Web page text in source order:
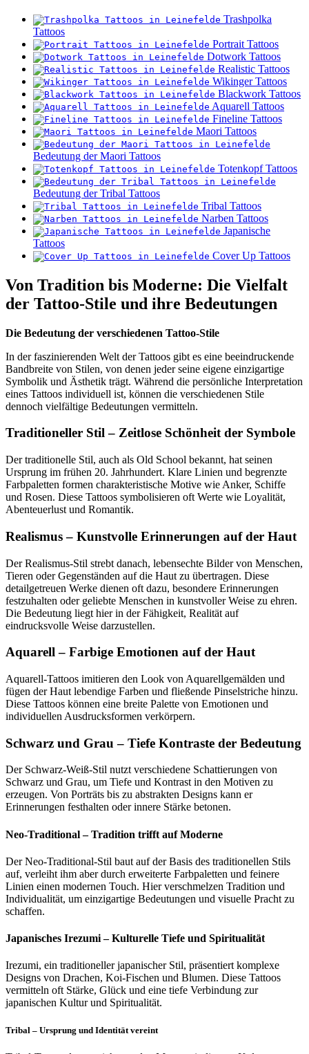
Trashpolka
Tattoos
Portrait Tattoos
Dotwork Tattoos
Realistic Tattoos
Wikinger Tattoos
Blackwork Tattoos
Aquarell Tattoos
Fineline Tattoos
Maori Tattoos
Bedeutung der Maori Tattoos
Totenkopf Tattoos
Bedeutung der Tribal Tattoos
Tribal Tattoos
Narben Tattoos
Japanische
Tattoos
Cover Up Tattoos
Von Tradition bis Moderne: Die Vielfalt
der Tattoo-Stile und ihre Bedeutungen
Die Bedeutung der verschiedenen Tattoo-Stile
In der faszinierenden Welt der Tattoos gibt es eine beeindruckende
Bandbreite von Stilen, von denen jeder seine eigene einzigartige
Symbolik und Ästhetik trägt. Während die persönliche Interpretation
eines Tattoos individuell ist, können die verschiedenen Stile
dennoch vielfältige Bedeutungen vermitteln.
Traditioneller Stil – Zeitlose Schönheit der Symbole
Der traditionelle Stil, auch als Old School bekannt, hat seinen
Ursprung im frühen 20. Jahrhundert. Klare Linien und begrenzte
Farbpaletten formen charakteristische Motive wie Anker, Schiffe
und Rosen. Diese Tattoos symbolisieren oft Werte wie Loyalität,
Abenteuerlust und Romantik.
Realismus – Kunstvolle Erinnerungen auf der Haut
Der Realismus-Stil strebt danach, lebensechte Bilder von Menschen,
Tieren oder Gegenständen auf die Haut zu übertragen. Diese
detailgetreuen Werke dienen oft dazu, besondere Erinnerungen
festzuhalten oder geliebte Menschen in kunstvoller Weise zu ehren.
Die Bedeutung liegt hier in der Fähigkeit, Realität auf
eindrucksvolle Weise darzustellen.
Aquarell – Farbige Emotionen auf der Haut
Aquarell-Tattoos imitieren den Look von Aquarellgemälden und
fügen der Haut lebendige Farben und fließende Pinselstriche hinzu.
Diese Tattoos können eine breite Palette von Emotionen und
individuellen Ausdrucksformen verkörpern.
Schwarz und Grau – Tiefe Kontraste der Bedeutung
Der Schwarz-Weiß-Stil nutzt verschiedene Schattierungen von
Schwarz und Grau, um Tiefe und Kontrast in den Motiven zu
erzeugen. Von Porträts bis zu abstrakten Designs kann er
Erinnerungen festhalten oder innere Stärke betonen.
Neo-Traditional – Tradition trifft auf Moderne
Der Neo-Traditional-Stil baut auf der Basis des traditionellen Stils
auf, verleiht ihm aber durch erweiterte Farbpaletten und feinere
Linien einen modernen Touch. Hier verschmelzen Tradition und
Individualität, um einzigartige Bedeutungen und visuelle Pracht zu
schaffen.
Japanisches Irezumi – Kulturelle Tiefe und Spiritualität
Irezumi, ein traditioneller japanischer Stil, präsentiert komplexe
Designs von Drachen, Koi-Fischen und Blumen. Diese Tattoos
vermitteln oft Stärke, Glück und eine tiefe Verbindung zur
japanischen Kultur und Spiritualität.
Tribal – Ursprung und Identität vereint